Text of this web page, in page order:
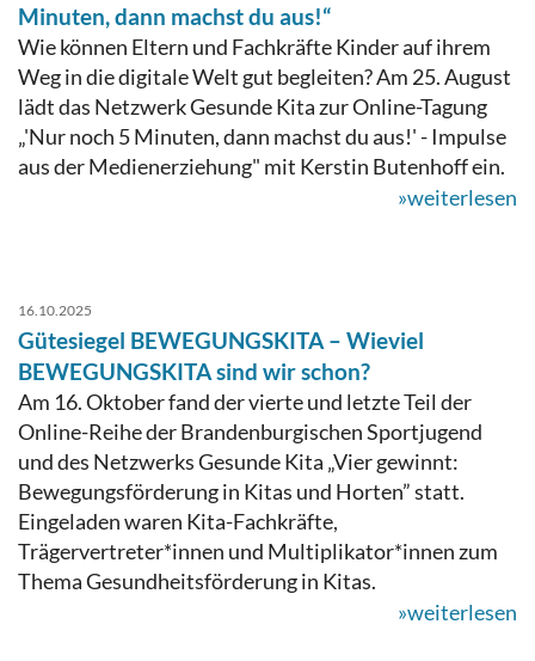
Minuten, dann machst du aus!“
Wie können Eltern und Fachkräfte Kinder auf ihrem
Weg in die digitale Welt gut begleiten? Am 25. August
lädt das Netzwerk Gesunde Kita zur Online-Tagung
„'Nur noch 5 Minuten, dann machst du aus!' - Impulse
aus der Medienerziehung" mit Kerstin Butenhoff ein.
»weiterlesen
16.10.2025
Gütesiegel BEWEGUNGSKITA – Wieviel
BEWEGUNGSKITA sind wir schon?
Am 16. Oktober fand der vierte und letzte Teil der
Online-Reihe der Brandenburgischen Sportjugend
und des Netzwerks Gesunde Kita „Vier gewinnt:
Bewegungsförderung in Kitas und Horten” statt.
Eingeladen waren Kita-Fachkräfte,
Trägervertreter*innen und Multiplikator*innen zum
Thema Gesundheitsförderung in Kitas.
»weiterlesen